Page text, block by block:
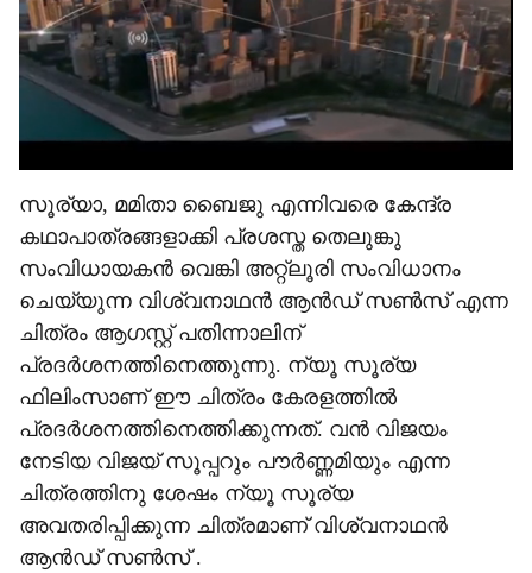
സൂര്യാ, മമിതാ ബൈജു എന്നിവരെ കേന്ദ്ര
കഥാപാത്രങ്ങളാക്കി പ്രശസ്ത തെലുങ്കു
സംവിധായകൻ വെങ്കി അറ്റ്ലൂരി സംവിധാനം
ചെയ്യുന്ന വിശ്വനാഥൻ ആൻഡ് സൺസ് എന്ന
ചിത്രം ആഗസ്റ്റ് പതിന്നാലിന്
പ്രദർശനത്തിനെത്തുന്നു. ന്യൂ സൂര്യ
ഫിലിംസാണ് ഈ ചിത്രം കേരളത്തിൽ
പ്രദർശനത്തിനെത്തിക്കുന്നത്. വൻ വിജയം
നേടിയ വിജയ് സൂപ്പറും പൗർണ്ണമിയും എന്ന
ചിത്രത്തിനു ശേഷം ന്യൂ സൂര്യ
അവതരിപ്പിക്കുന്ന ചിത്രമാണ് വിശ്വനാഥൻ
ആൻഡ് സൺസ് .